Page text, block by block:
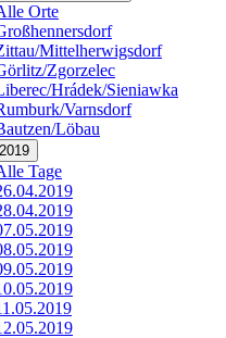
Orte
Mittelherwigsdorf
Zgorzelec
Hrádek/Sieniawka
Varnsdorf
Löbau
Tage